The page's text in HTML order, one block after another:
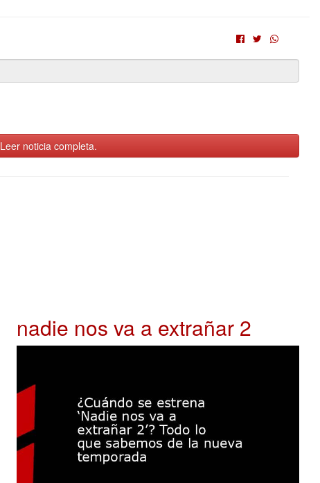
Leer noticia completa.
nadie nos va a extrañar 2